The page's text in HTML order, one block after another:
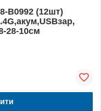
B0992 (12шт)
28-10см